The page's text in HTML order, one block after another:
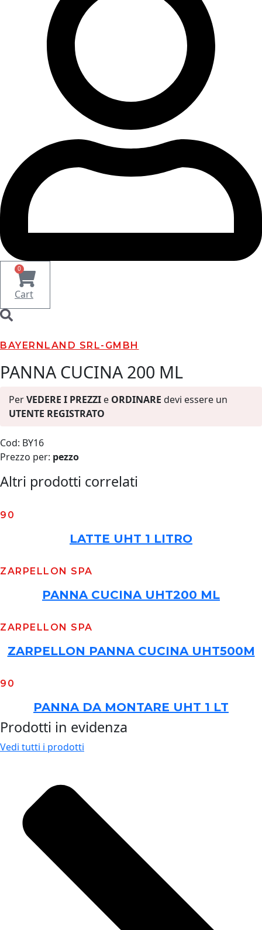
0
Cart
BAYERNLAND SRL-GMBH
PANNA CUCINA 200 ML
PerVEDERE I PREZZI e ORDINARE devi essere un
UTENTE REGISTRATO
Cod: BY16
Prezzo per: pezzo
Altri prodotti correlati
90
LATTE UHT 1 LITRO
ZARPELLON SPA
PANNA CUCINA UHT200 ML
ZARPELLON SPA
ZARPELLON PANNA CUCINA UHT500M
90
PANNA DA MONTARE UHT 1 LT
Prodotti in evidenza
Vedi tutti i prodotti